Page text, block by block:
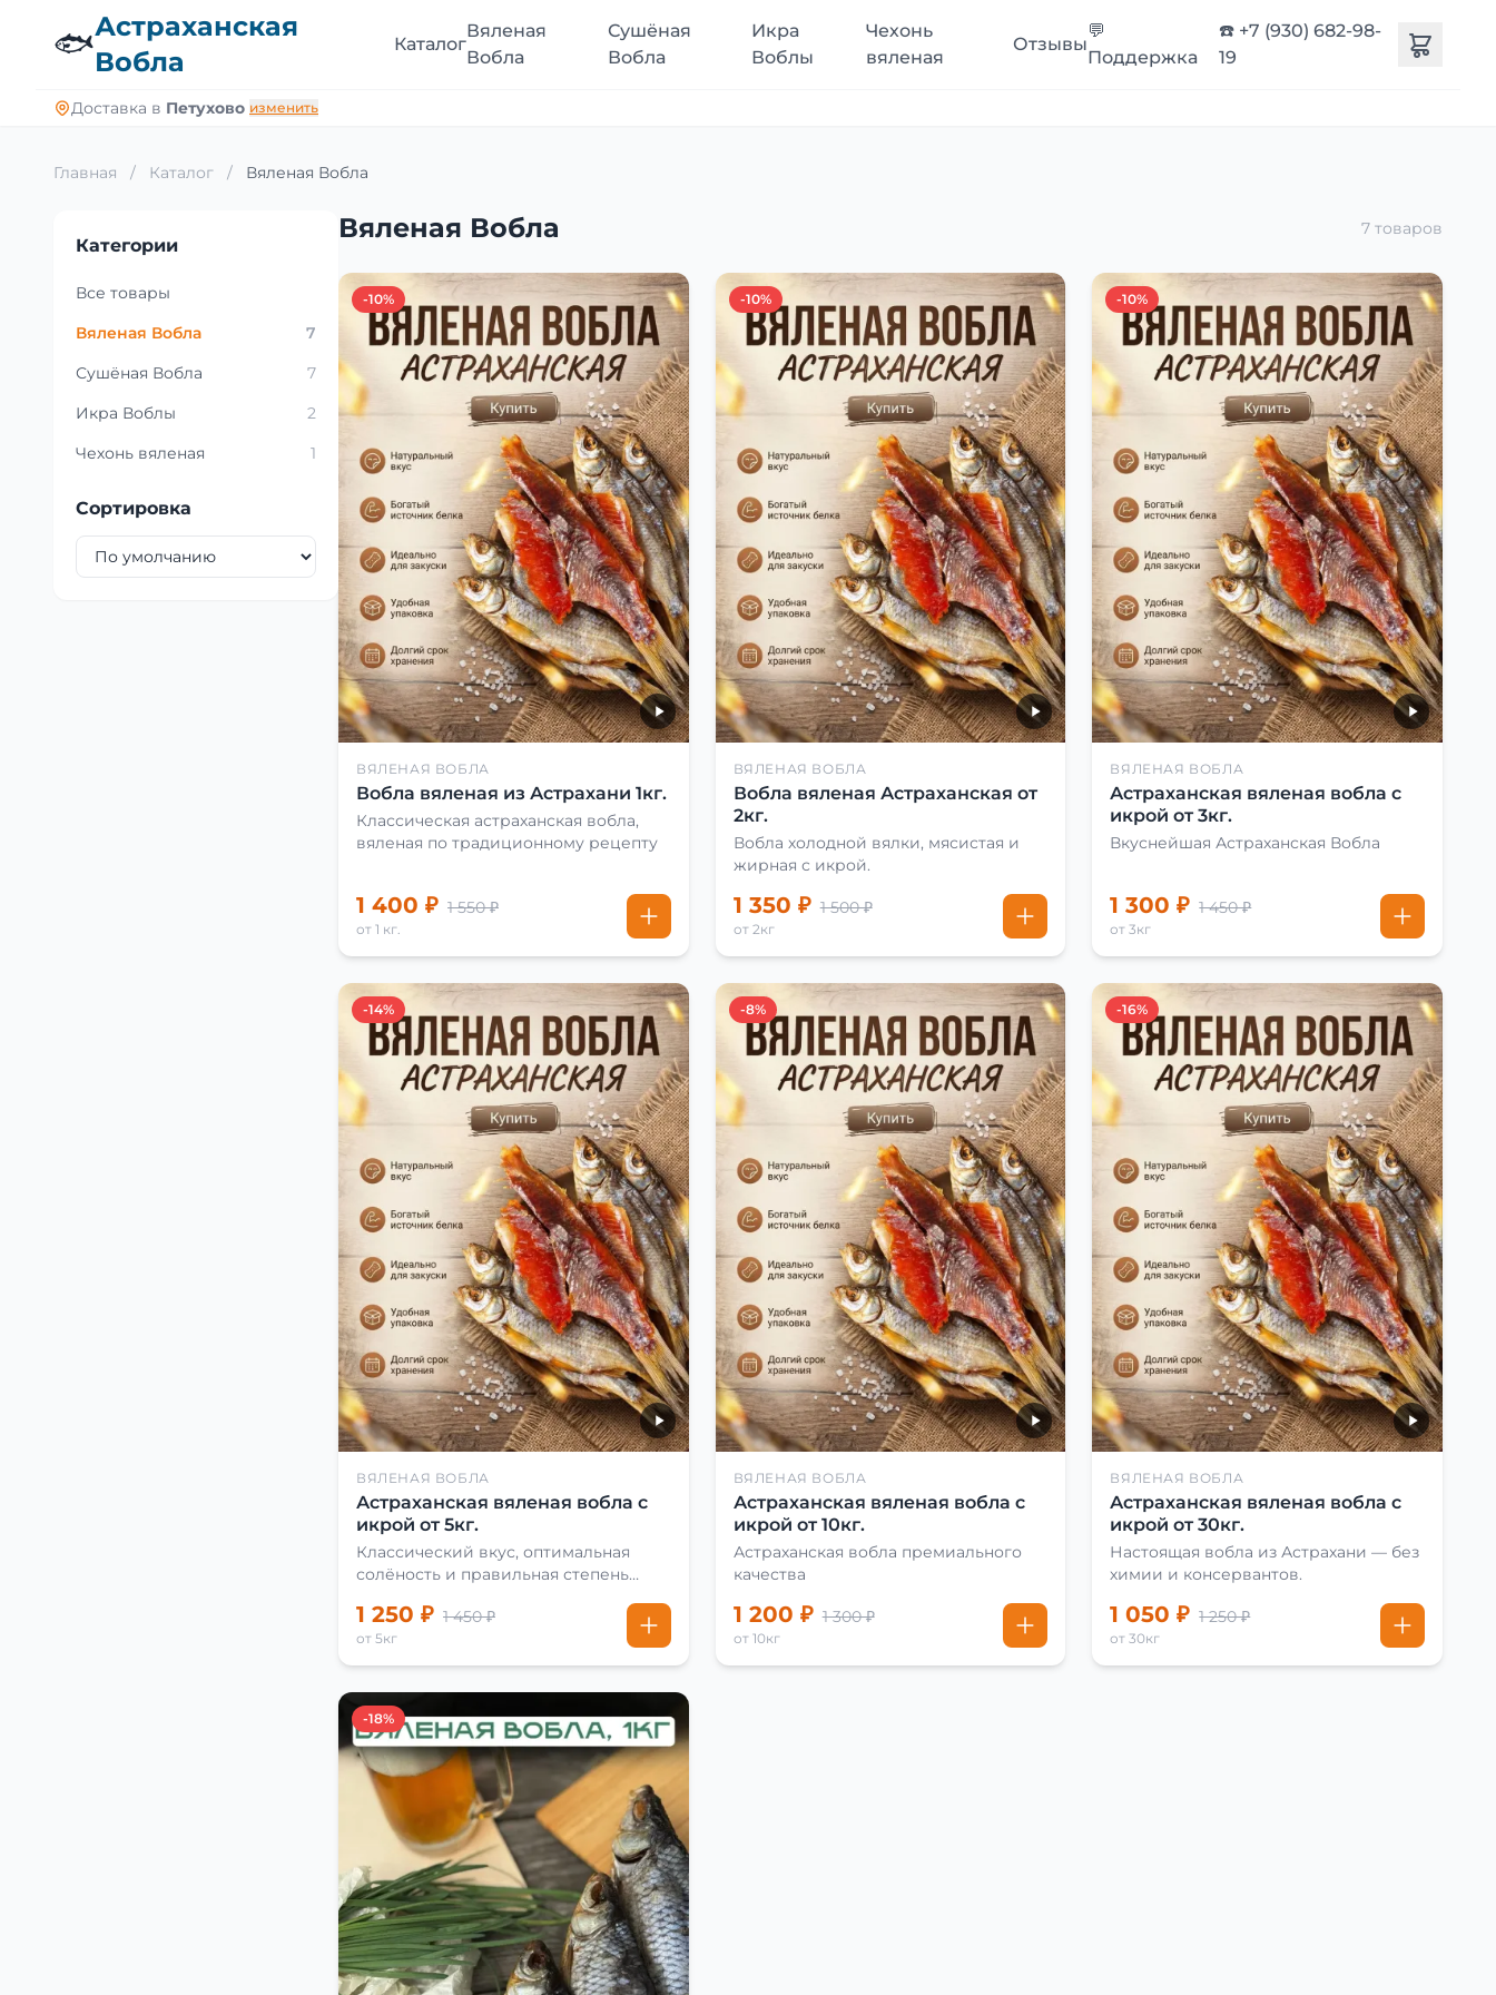
🐟Астраханская
Вобла
Каталог
Вяленая
Вобла
Сушёная
Вобла
Икра
Воблы
Чехонь
вяленая
Отзывы
💬
Поддержка
☎️ +7 (930) 682-98-
19
Доставка в Петухово изменить
Главная / Каталог / Вяленая Вобла
Категории
Все товары
Вяленая Вобла
7
Сушёная Вобла
7
Икра Воблы
2
Чехонь вяленая
1
Сортировка
Вяленая Вобла 7 товаров
-10%
ВЯЛЕНАЯ ВОБЛА
Вобла вяленая из Астрахани 1кг.
Классическая астраханская вобла,
вяленая по традиционному рецепту
1 400 ₽ 1 550 ₽
от 1 кг.
-10%
ВЯЛЕНАЯ ВОБЛА
Вобла вяленая Астраханская от
2кг.
Вобла холодной вялки, мясистая и
жирная с икрой.
1 350 ₽ 1 500 ₽
от 2кг
-10%
ВЯЛЕНАЯ ВОБЛА
Астраханская вяленая вобла с
икрой от 3кг.
Вкуснейшая Астраханская Вобла
1 300 ₽ 1 450 ₽
от 3кг
-14%
ВЯЛЕНАЯ ВОБЛА
Астраханская вяленая вобла с
икрой от 5кг.
Классический вкус, оптимальная
солёность и правильная степень
1 250 ₽ 1 450 ₽
от 5кг
-8%
ВЯЛЕНАЯ ВОБЛА
Астраханская вяленая вобла с
икрой от 10кг.
Астраханская вобла премиального
качества
1 200 ₽ 1 300 ₽
от 10кг
-16%
ВЯЛЕНАЯ ВОБЛА
Астраханская вяленая вобла с
икрой от 30кг.
Настоящая вобла из Астрахани — без
химии и консервантов.
1 050 ₽ 1 250 ₽
от 30кг
-18%